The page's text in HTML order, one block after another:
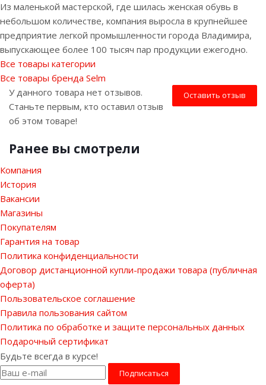
Из маленькой мастерской, где шилась женская обувь в
небольшом количестве, компания выросла в крупнейшее
предприятие легкой промышленности города Владимира,
выпускающее более 100 тысяч пар продукции ежегодно.
Все товары категории
Все товары бренда Selm
Оставить отзыв
У данного товара нет отзывов.
Станьте первым, кто оставил отзыв
об этом товаре!
Ранее вы смотрели
Компания
История
Вакансии
Магазины
Покупателям
Гарантия на товар
Политика конфиденциальности
Договор дистанционной купли-продажи товара (публичная
оферта)
Пользовательское соглашение
Правила пользования сайтом
Политика по обработке и защите персональных данных
Подарочный сертификат
Будьте всегда в курсе!